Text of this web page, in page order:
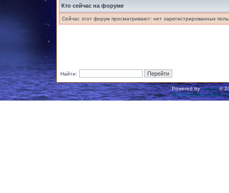
Кто сейчас на форуме
Сейчас этот форум просматривают: нет зарегистрированных
Найти:
Powered byphpBB©
Русская поддержка